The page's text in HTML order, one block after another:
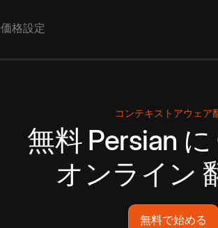
価格設定
コンテキストアウェア
無料 Persian に
オンライン
無料で始める